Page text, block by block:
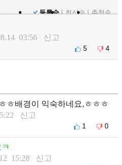
등록순
최신순 추천순
03:56 신고
5 4
ㅎ배경이 익숙하네요,ㅎㅎㅎ
신고
1 0
15:28 신고